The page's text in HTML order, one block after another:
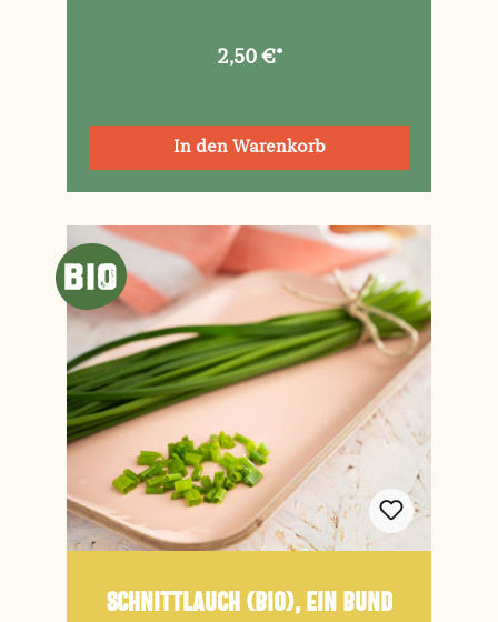
2,50 €*
In den Warenkorb
Schnittlauch (Bio), ein Bund